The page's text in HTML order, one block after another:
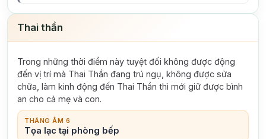
Thai thần
Trong những thời điểm này tuyệt đối không được động
đến vị trí mà Thai Thần đang trú ngụ, không được sửa
chữa, làm kinh động đến Thai Thần thì mới giữ được bình
an cho cả mẹ và con.
THÁNG ÂM 6
Tọa lạc tại phòng bếp